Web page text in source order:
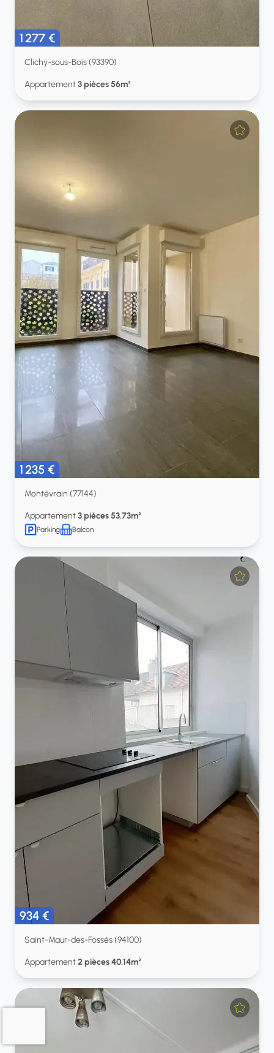
1 277 €
Clichy-sous-Bois (93390)
Appartement3 pièces 56m²
1 235 €
Montévrain (77144)
Appartement3 pièces 53.73m²
Parking Balcon
934 €
Saint-Maur-des-Fossés (94100)
Appartement2 pièces 40.14m²